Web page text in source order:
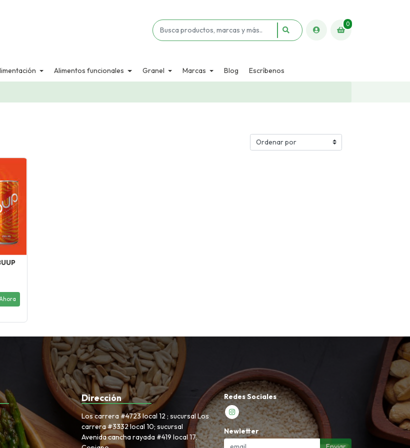
0
Alimentos funcionales Granel Marcas Blog Escríbenos
Dirección
Los carrera #4723 local 12 ; sucursal Los
carrera #3332 local 10; sucursal
Avenida cancha rayada #419 local 17,
Redes Sociales
Newletter